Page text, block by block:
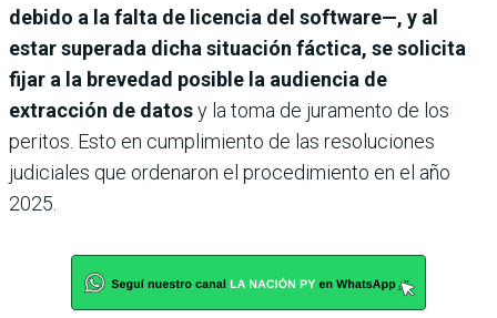
debido a la falta de licencia del software—, y al
estar superada dicha situación fáctica, se solicita
fijar a la brevedad posible la audiencia de
extracción de datosy la toma de juramento de los
peritos. Esto en cumplimiento de las resoluciones
judiciales que ordenaron el procedimiento en el año
2025.